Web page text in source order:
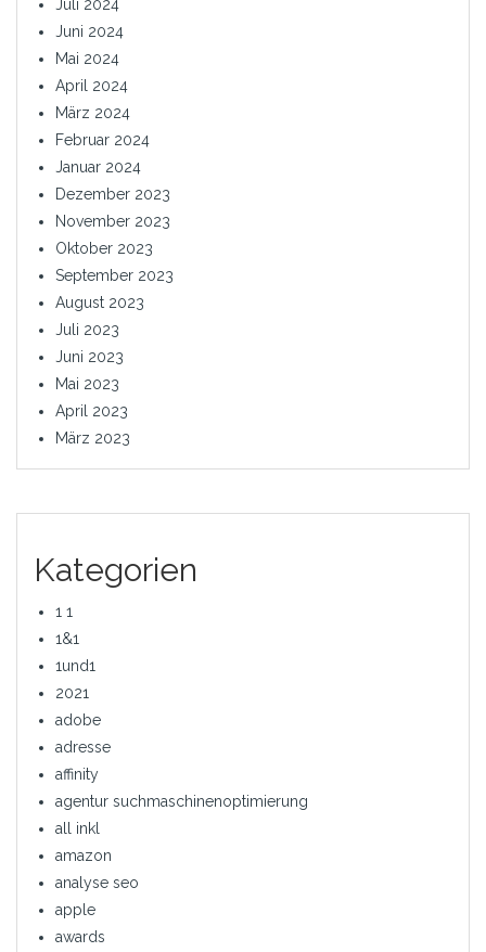
Juli 2024
Juni 2024
Mai 2024
April 2024
März 2024
Februar 2024
Januar 2024
Dezember 2023
November 2023
Oktober 2023
September 2023
August 2023
Juli 2023
Juni 2023
Mai 2023
April 2023
März 2023
Kategorien
1 1
1&1
1und1
2021
adobe
adresse
affinity
agentur suchmaschinenoptimierung
all inkl
amazon
analyse seo
apple
awards